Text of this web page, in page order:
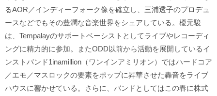
るAOR／インディーフォーク像を確立し、三浦透子のプロデュ
ースなどでもその豊潤な音楽世界をシェアしている。榎元駿
は、Tempalayのサポートベーシストとしてライブやレコーディ
ングに精力的に参加。またODD以前から活動を展開しているイ
ンストバンド1inamillion（ワンインアミリオン）ではハードコア
／エモ／マスロックの要素をポップに昇華させた轟音をライブ
ハウスに響かせている。さらに、バンドとしてはこの春に株式